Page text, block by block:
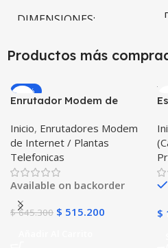
DIMENSIONES
10 × 10 × 10 cm
COLOR
Productos más
-20%
Enrutador Modem de
Libre Todo Operador 4G
LTE SIMCARD
Inicio, Enrutadores Modem
de Internet / Plantas
Telefonicas
Available on backorder
$645.300 $ 515.200 $